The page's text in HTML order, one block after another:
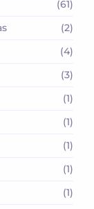
(61)
(2)
(4)
(3)
(1)
(1)
(1)
(1)
(1)